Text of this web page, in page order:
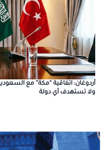
أردوغان: اتفاقية “مكة” مع
ولا تستهدف أي دولة